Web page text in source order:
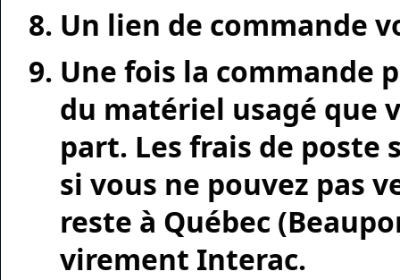
Un lien de commande
Une fois la commande
du matériel usagé que
part. Les frais de poste
si vous ne pouvez pas
reste à Québec
virement Interac.